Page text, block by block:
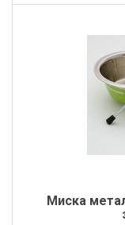
Миска